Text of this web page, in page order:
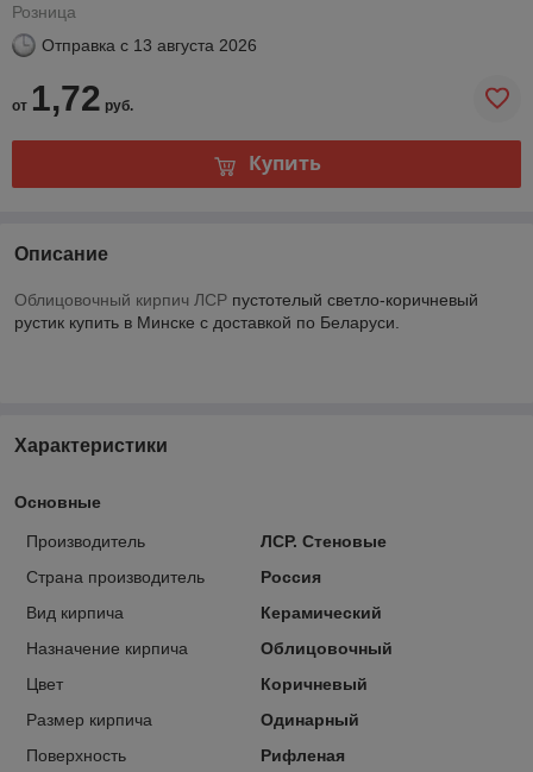
Розница
Отправка с 13 августа 2026
от 1,72 руб.
Купить
Описание
Облицовочный кирпич ЛСР пустотелый светло-коричневый
рустик купить в Минске с доставкой по Беларуси.
Характеристики
Основные
Производитель
ЛСР. Стеновые
Страна производитель
Россия
Вид кирпича
Керамический
Назначение кирпича
Облицовочный
Цвет
Коричневый
Размер кирпича
Одинарный
Поверхность
Рифленая